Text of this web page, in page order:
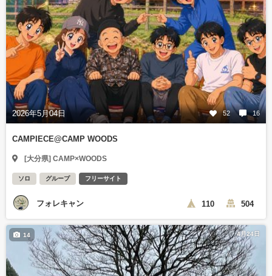
2026年5月04日 52 16
CAMPIECE@CAMP WOODS
[大分県] CAMP×WOODS
ソロ グループ フリーサイト
フォレキャン 110 504
4月24日
14